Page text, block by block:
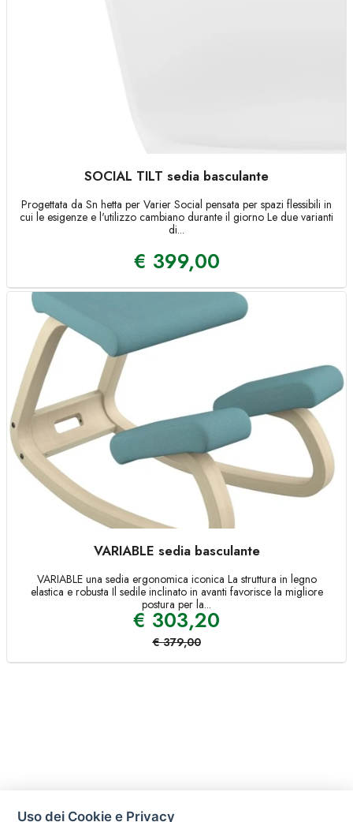
SOCIAL TILT sedia basculante
Progettata da Sn hetta per Varier Social pensata per spazi flessibili in
cui le esigenze e l'utilizzo cambiano durante il giorno Le due varianti
di...
€ 399,00
VARIABLE sedia basculante
VARIABLE una sedia ergonomica iconica La struttura in legno
elastica e robusta Il sedile inclinato in avanti favorisce la migliore
postura per la...
€ 303,20
€ 379,00
Uso dei Cookie e Privacy